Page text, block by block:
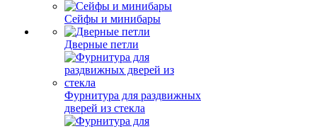
Сейфы и минибары
Дверные петли
Фурнитура для раздвижных
дверей из стекла